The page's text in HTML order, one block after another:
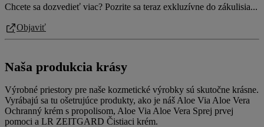
Chcete sa dozvedieť viac? Pozrite sa teraz exkluzívne do zákulisia...
Objaviť
Naša produkcia krásy
Výrobné priestory pre naše kozmetické výrobky sú skutočne krásne.
Vyrábajú sa tu ošetrujúce produkty, ako je náš Aloe Via Aloe Vera
Ochranný krém s propolisom, Aloe Via Aloe Vera Sprej prvej
pomoci a LR ZEITGARD Čistiaci krém.